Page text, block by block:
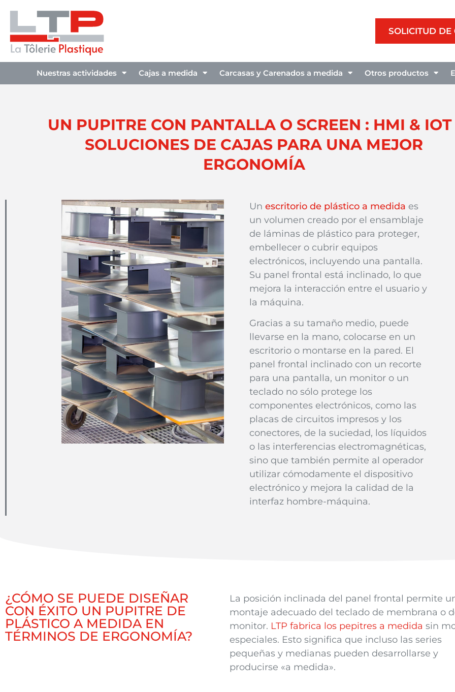
SOLICITUD DE
Nuestras actividades Cajas a medida Carcasas y Carenados a medida Otros productos
UN PUPITRE CON PANTALLA O SCREEN : HMI & IOT
SOLUCIONES DE CAJAS PARA UNA MEJOR
ERGONOMÍA
Unescritorio de plástico a medida es
un volumen creado por el ensamblaje
de láminas de plástico para proteger,
embellecer o cubrir equipos
electrónicos, incluyendo una pantalla.
Su panel frontal está inclinado, lo que
mejora la interacción entre el usuario y
la máquina.
Gracias a su tamaño medio, puede
llevarse en la mano, colocarse en un
escritorio o montarse en la pared. El
panel frontal inclinado con un recorte
para una pantalla, un monitor o un
teclado no sólo protege los
componentes electrónicos, como las
placas de circuitos impresos y los
conectores, de la suciedad, los líquidos
o las interferencias electromagnéticas,
sino que también permite al operador
utilizar cómodamente el dispositivo
electrónico y mejora la calidad de la
interfaz hombre-máquina.
¿CÓMO SE PUEDE DISEÑAR
CON ÉXITO UN PUPITRE DE
PLÁSTICO A MEDIDA EN
TÉRMINOS DE ERGONOMÍA?
La posición inclinada del panel frontal permite
montaje adecuado del teclado de membrana o
monitor. LTP fabrica los pepitres a medida sin
especiales. Esto significa que incluso las series
pequeñas y medianas pueden desarrollarse y
producirse «a medida».